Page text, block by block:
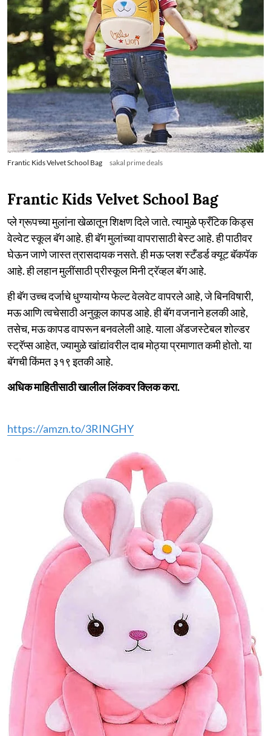
Frantic Kids Velvet School Bag sakal prime deals
Frantic Kids Velvet School Bag
प्ले ग्रूपच्या मुलांना खेळातून शिक्षण दिले जाते. त्यामुळे फ्रँटिक किड्स
वेल्वेट स्कूल बॅग आहे. ही बॅग मुलांच्या वापरासाठी बेस्ट आहे. ही पाठीवर
घेऊन जाणे जास्त त्रासदायक नसते. ही मऊ प्लश स्टँडर्ड क्यूट बॅकपॅक
आहे. ही लहान मुलींसाठी प्रीस्कूल मिनी ट्रॅव्हल बॅग आहे.
ही बॅग उच्च दर्जाचे धुण्यायोग्य फेल्ट वेलवेट वापरले आहे, जे बिनविषारी,
मऊ आणि त्वचेसाठी अनुकूल कापड आहे. ही बॅग वजनाने हलकी आहे,
तसेच, मऊ कापड वापरून बनवलेली आहे. याला ॲडजस्टेबल शोल्डर
स्ट्रॅप्स आहेत, ज्यामुळे खांद्यांवरील दाब मोठ्या प्रमाणात कमी होतो. या
बॅगची किंमत ३१९ इतकी आहे.
अधिक माहितीसाठी खालील लिंकवर क्लिक करा.
https://amzn.to/3RINGHY